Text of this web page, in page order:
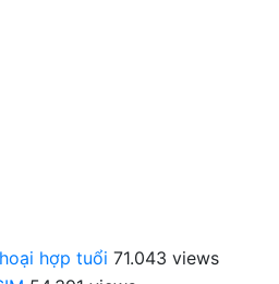
hợp tuổi 71.043 views